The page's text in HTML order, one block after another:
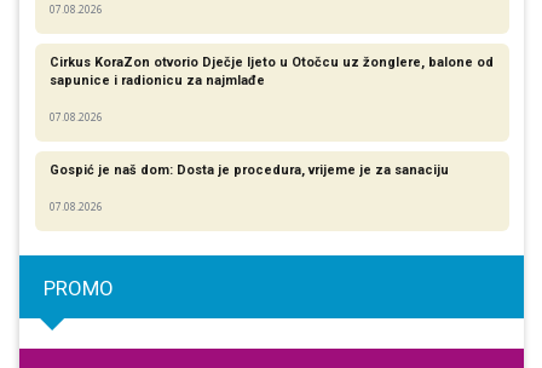
07.08.2026
Cirkus KoraZon otvorio Dječje ljeto u Otočcu uz žonglere, balone od
sapunice i radionicu za najmlađe
07.08.2026
Gospić je naš dom: Dosta je procedura, vrijeme je za sanaciju
07.08.2026
PROMO